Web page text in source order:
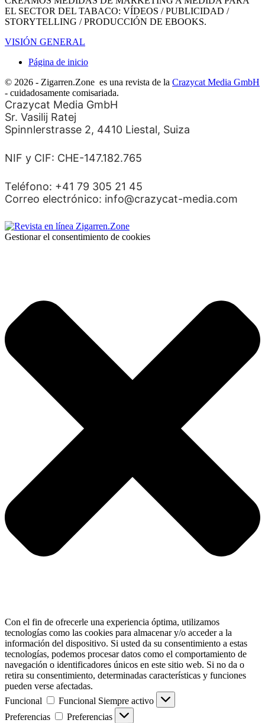
EL SECTOR DEL TABACO: VÍDEOS / PUBLICIDAD /
STORYTELLING / PRODUCCIÓN DE EBOOKS.
VISIÓN GENERAL
Página de inicio
© 2026 - Zigarren.Zone es una revista de la Crazycat Media GmbH
- cuidadosamente comisariada.
Crazycat Media GmbH
Sr. Vasilij Ratej
Spinnlerstrasse 2, 4410 Liestal, Suiza
NIF y CIF: CHE-147.182.765
Teléfono: +41 79 305 21 45
Correo electrónico: info@crazycat-media.com
Gestionar el consentimiento de cookies
Con el fin de ofrecerle una experiencia óptima, utilizamos
tecnologías como las cookies para almacenar y/o acceder a la
información del dispositivo. Si usted da su consentimiento a estas
tecnologías, podemos procesar datos como el comportamiento de
navegación o identificadores únicos en este sitio web. Si no da o
retira su consentimiento, determinadas características y funciones
pueden verse afectadas.
Funcional
Funcional Siempre activo
Preferencias
Preferencias